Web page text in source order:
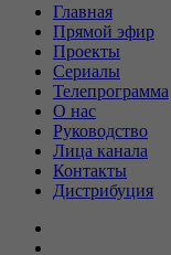
Главная
Прямой эфир
Проекты
Сериалы
Телепрограмма
О нас
Руководство
Лица канала
Контакты
Дистрибуция